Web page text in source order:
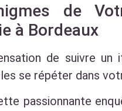
de
à Bordeaux
de suivre
se répéter dans
passionnante